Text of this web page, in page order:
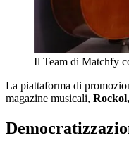
Il Team di Matchfy
La piattaforma di
magazine musicali,